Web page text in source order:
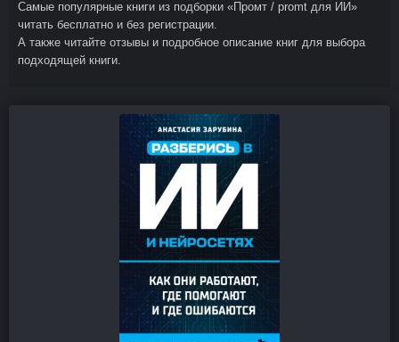
Самые популярные книги из подборки «Промт / promt для ИИ»
читать бесплатно и без регистрации.
А также читайте отзывы и подробное описание книг для выбора
подходящей книги.